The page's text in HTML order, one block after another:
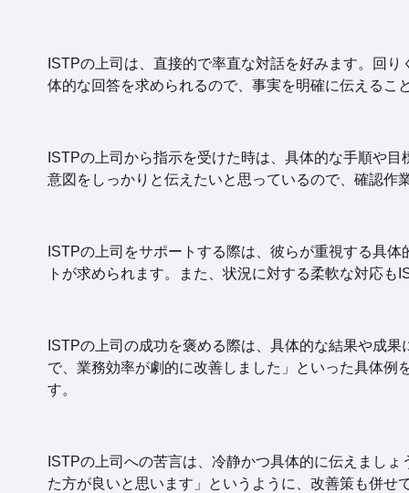
ISTPの上司は、直接的で率直な対話を好みます。回
体的な回答を求められるので、事実を明確に伝えるこ
ISTPの上司から指示を受けた時は、具体的な手順や
意図をしっかりと伝えたいと思っているので、確認作
ISTPの上司をサポートする際は、彼らが重視する具
トが求められます。また、状況に対する柔軟な対応も
ISTPの上司の成功を褒める際は、具体的な結果や成
で、業務効率が劇的に改善しました」といった具体
す。
ISTPの上司への苦言は、冷静かつ具体的に伝えまし
た方が良いと思います」というように、改善策も併せ